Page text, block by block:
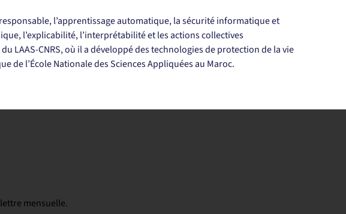
l’apprentissage automatique, la sécurité informatique et
l’explicabilité, l’interprétabilité et les actions collectives
LAAS-CNRS, où il a développé des technologies de protection de la vie
de l’École Nationale des Sciences Appliquées au Maroc.
mensuelle.